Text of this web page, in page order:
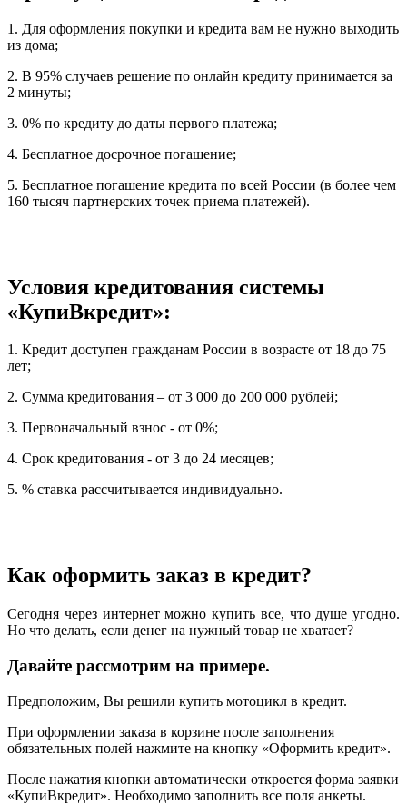
1. Для оформления покупки и кредита вам не нужно выходить
из дома;
2. В 95% случаев решение по онлайн кредиту принимается за
2 минуты;
3. 0% по кредиту до даты первого платежа;
4. Бесплатное досрочное погашение;
5. Бесплатное погашение кредита по всей России (в более чем
160 тысяч партнерских точек приема платежей).
Условия кредитования системы
«КупиВкредит»:
1. Кредит доступен гражданам России в возрасте от 18 до 75
лет;
2. Сумма кредитования – от 3 000 до 200 000 рублей;
3. Первоначальный взнос - от 0%;
4. Срок кредитования - от 3 до 24 месяцев;
5. % ставка рассчитывается индивидуально.
Как оформить заказ в кредит?
Сегодня через интернет можно купить все, что душе угодно.
Но что делать, если денег на нужный товар не хватает?
Давайте рассмотрим на примере.
Предположим, Вы решили купить мотоцикл в кредит.
При оформлении заказа в корзине после заполнения
обязательных полей нажмите на кнопку «Оформить кредит».
После нажатия кнопки автоматически откроется форма заявки
«КупиВкредит». Необходимо заполнить все поля анкеты.